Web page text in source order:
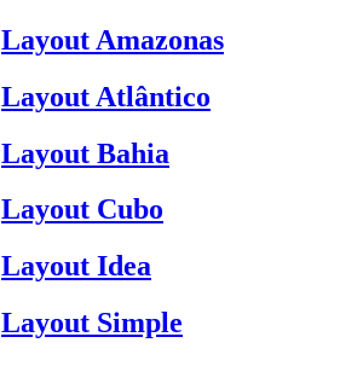
Layout Amazonas
Layout Atlântico
Layout Bahia
Layout Cubo
Layout Idea
Layout Simple